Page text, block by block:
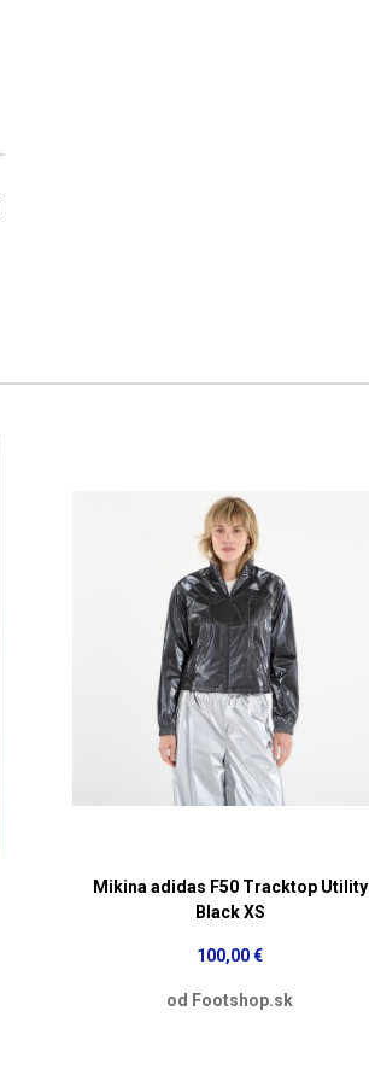
Mikina adidas F50 Tracktop Utility
Black XS
100,00 €
od Footshop.sk